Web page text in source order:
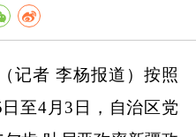
记者 李杨报道）按照
至4月3日，自治区党